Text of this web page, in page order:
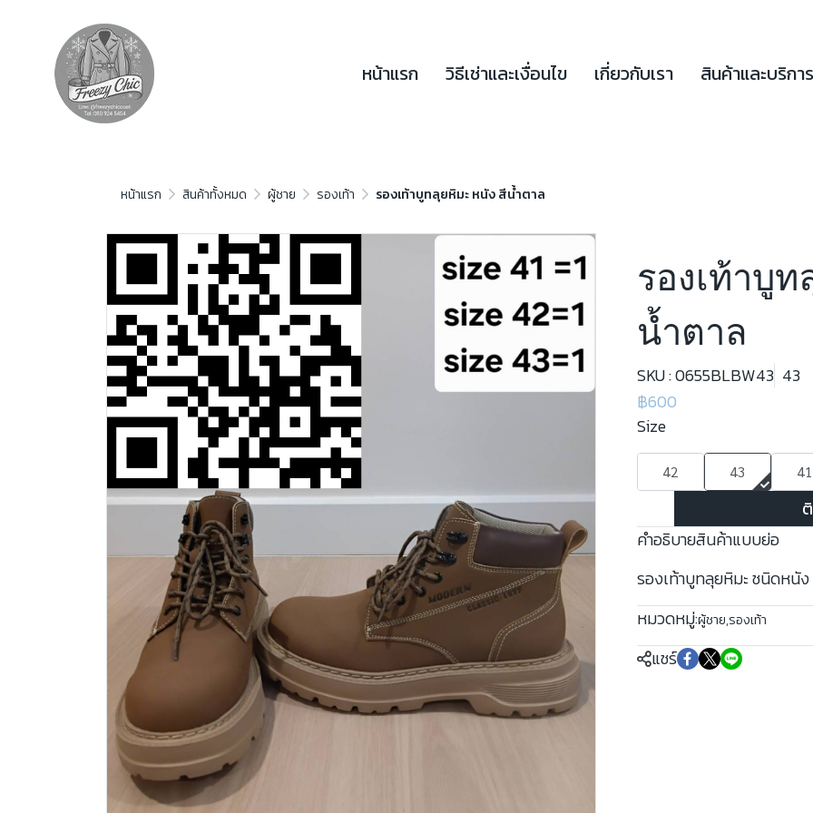
หน้าแรก วิธีเช่าและเงื่อนไข เกี่ยวกับเรา สินค้าและบริการ
หน้าแรก สินค้าทั้งหมด ผู้ชาย รองเท้า รองเท้าบูทลุยหิมะ หนัง สีน้ำตาล
รองเท้าบู
น้ำตาล
SKU : 0655BLBW43 43
฿600
Size
42 43 41
คำอธิบายสินค้าแบบย่อ
รองเท้าบูทลุยหิมะ ชนิดหนัง
หมวดหมู่:ผู้ชาย,รองเท้า
แชร์